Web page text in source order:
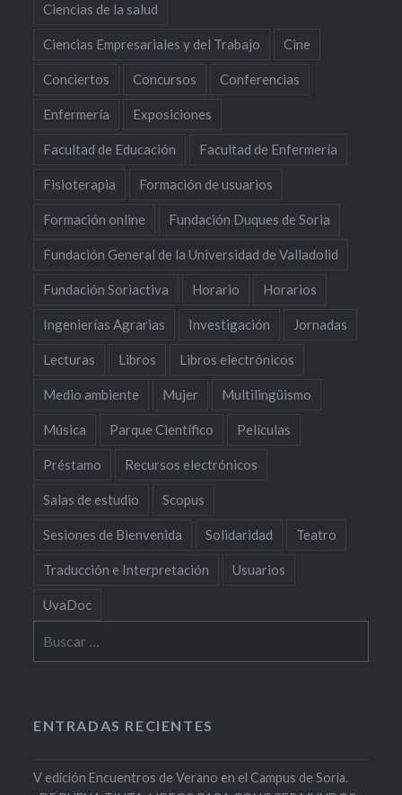
Ciencias de la salud
Ciencias Empresariales y del Trabajo Cine
Conciertos Concursos Conferencias
Enfermería Exposiciones
Facultad de Educación Facultad de Enfermería
Fisioterapia Formación de usuarios
Formación online Fundación Duques de Soria
Fundación General de la Universidad de Valladolid
Fundación Soriactiva Horario Horarios
Ingenierías Agrarias Investigación Jornadas
Lecturas Libros Libros electrónicos
Medio ambiente Mujer Multilingüismo
Música Parque Científico Películas
Préstamo Recursos electrónicos
Salas de estudio Scopus
Sesiones de Bienvenida Solidaridad Teatro
Traducción e Interpretación Usuarios
UvaDoc
ENTRADAS RECIENTES
V edición Encuentros de Verano en el Campus de Soria.